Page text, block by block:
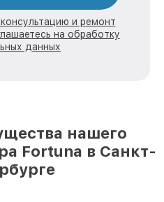
и ремонт
на обработку
данных
нашего
Fortuna в Санкт-